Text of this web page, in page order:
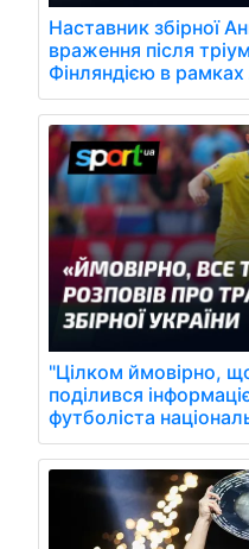
Наставник збірної
враження після
Фінляндією в рамках
"Цілком ймовірно,
поділився
футболіста